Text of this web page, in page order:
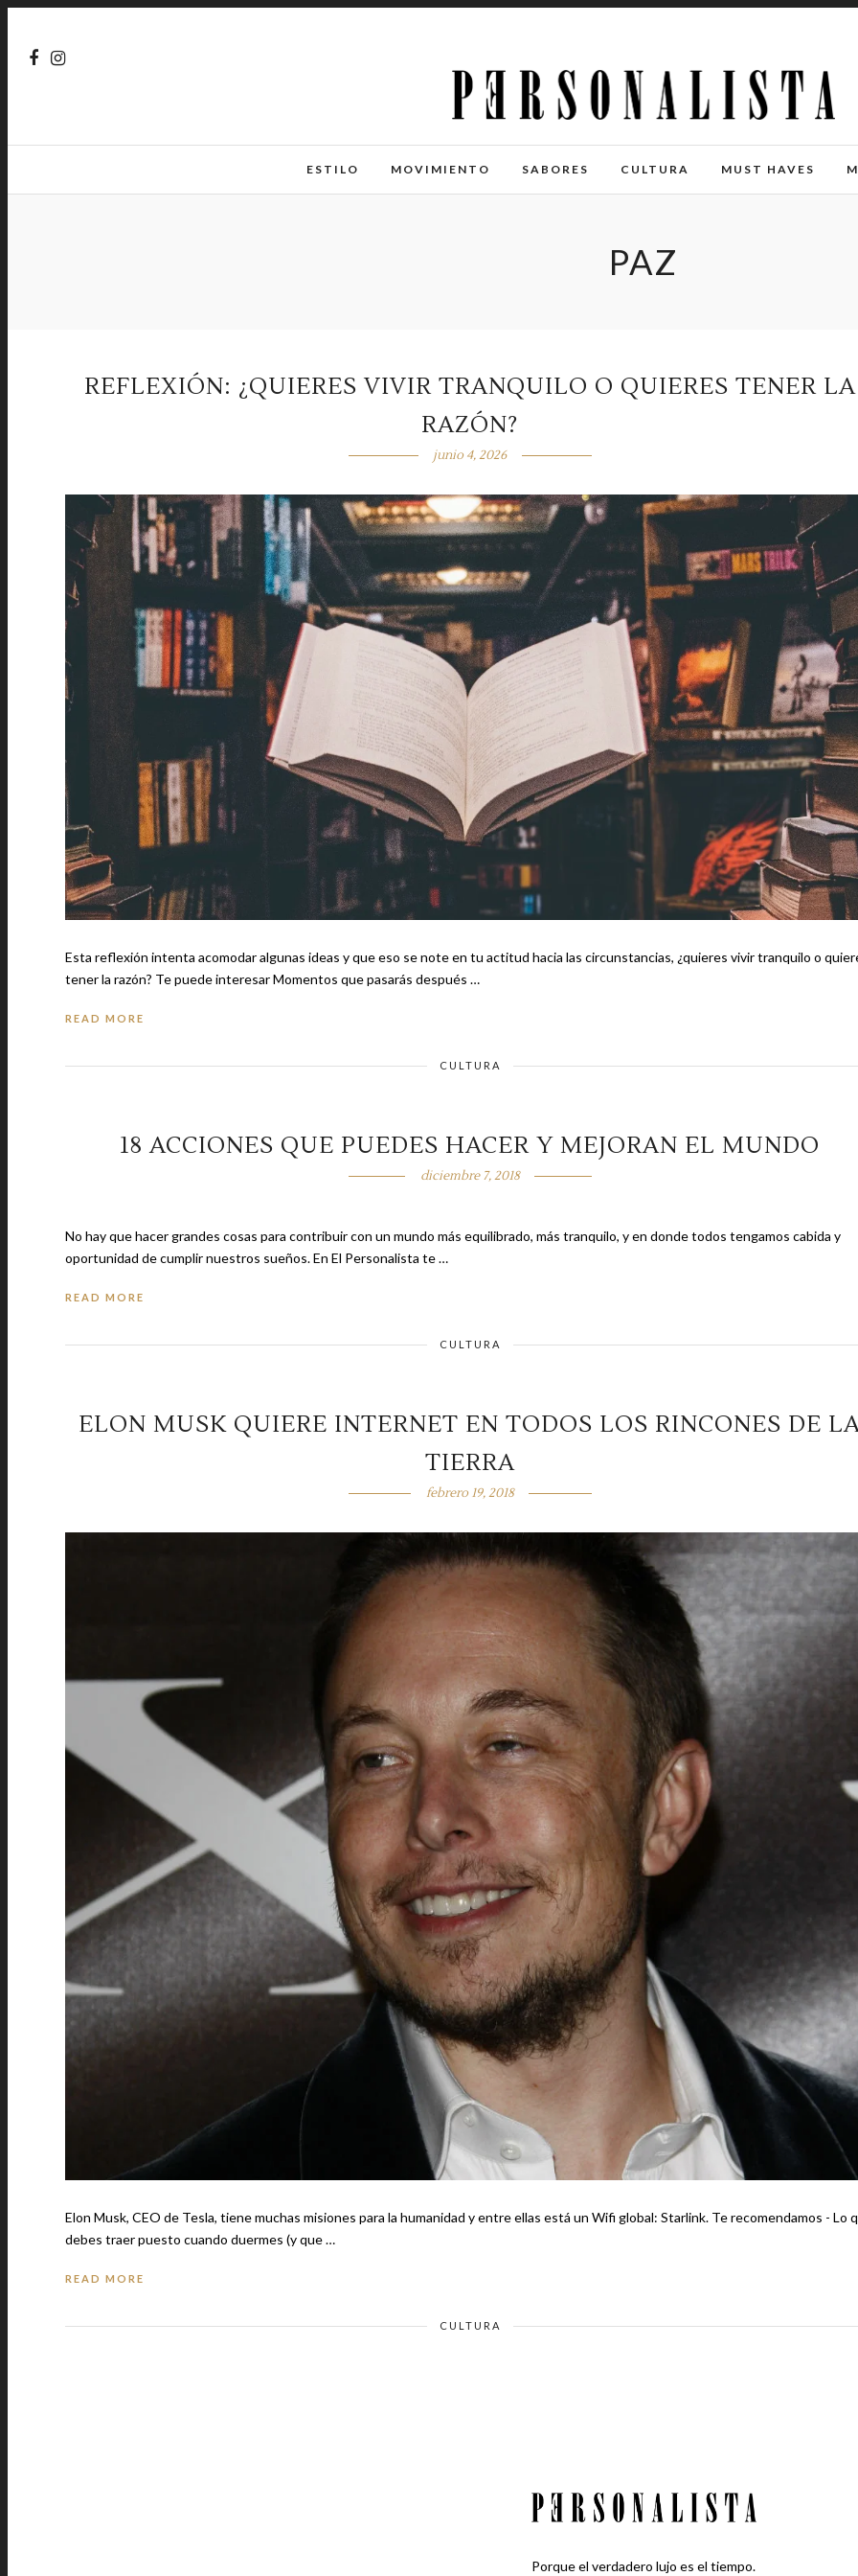
ESTILO MOVIMIENTO SABORES CULTURA MUST HAVES
PAZ
REFLEXIÓN: ¿QUIERES VIVIR TRANQUILO O QUIERES TENER LA
RAZÓN?
junio 4, 2026
Esta reflexión intenta acomodar algunas ideas y que eso se note en tu actitud hacia las circunstancias, ¿quieres vivir tranquilo o
tener la razón? Te puede interesar Momentos que pasarás después …
READ MORE
CULTURA
18 ACCIONES QUE PUEDES HACER Y MEJORAN EL MUNDO
diciembre 7, 2018
No hay que hacer grandes cosas para contribuir con un mundo más equilibrado, más tranquilo, y en donde todos tengamos cabida y
oportunidad de cumplir nuestros sueños. En El Personalista te …
READ MORE
CULTURA
ELON MUSK QUIERE INTERNET EN TODOS LOS RINCONES DE
TIERRA
febrero 19, 2018
Elon Musk, CEO de Tesla, tiene muchas misiones para la humanidad y entre ellas está un Wifi global: Starlink. Te recomendamos - Lo que
debes traer puesto cuando duermes (y que …
READ MORE
CULTURA
Porque el verdadero lujo es el tiempo.